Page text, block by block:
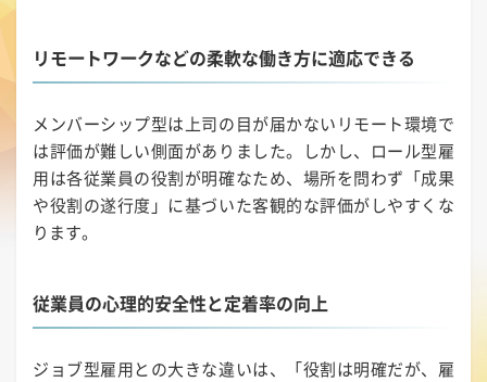
リモートワークなどの柔軟な働き方に適応できる
メンバーシップ型は上司の目が届かないリモート環境で
は評価が難しい側面がありました。しかし、ロール型雇
用は各従業員の役割が明確なため、場所を問わず「成果
や役割の遂行度」に基づいた客観的な評価がしやすくな
ります。
従業員の心理的安全性と定着率の向上
ジョブ型雇用との大きな違いは、「役割は明確だが、雇